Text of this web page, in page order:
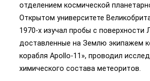
отделением космической
Открытом университете
1970-х изучал пробы с поверхности
доставленные на Землю экипажем
корабля Apollo-11», проводил
химического состава метеоритов.